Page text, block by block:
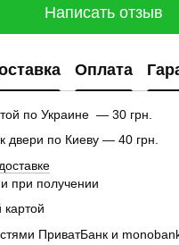
Написать отзыв
Оплата
по Украине — 30 грн.
двери по Киеву — 40 грн.
при получении
картой
ПриватБанк и